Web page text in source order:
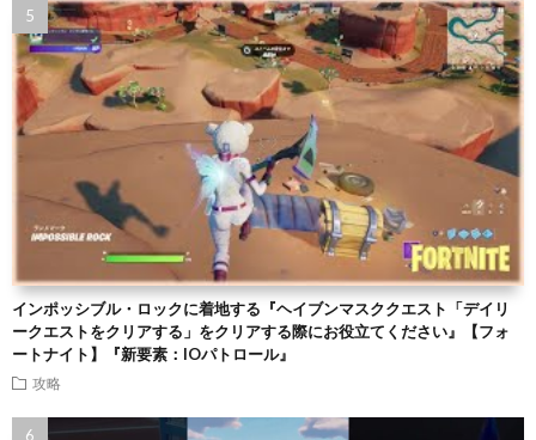
インポッシブル・ロックに着地する『ヘイブンマスククエスト「デイリ
ークエストをクリアする」をクリアする際にお役立てください』【フォ
ートナイト】『新要素：IOパトロール』
攻略